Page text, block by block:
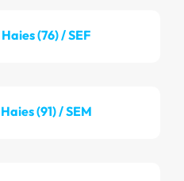
(76) / SEF
(91) / SEM